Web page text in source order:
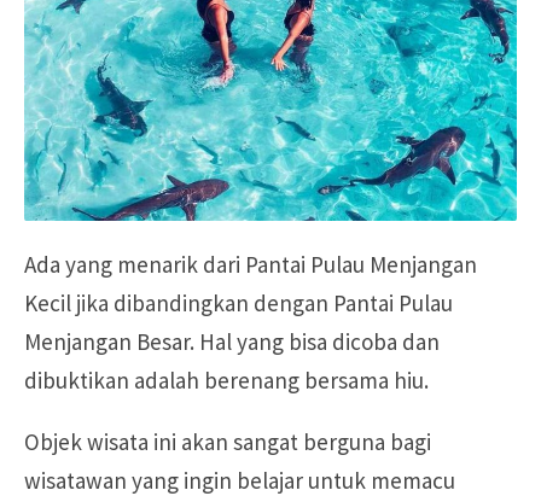
Ada yang menarik dari Pantai Pulau Menjangan
Kecil jika dibandingkan dengan Pantai Pulau
Menjangan Besar. Hal yang bisa dicoba dan
dibuktikan adalah berenang bersama hiu.
Objek wisata ini akan sangat berguna bagi
wisatawan yang ingin belajar untuk memacu